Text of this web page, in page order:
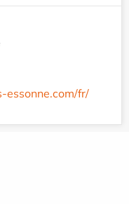
fr/